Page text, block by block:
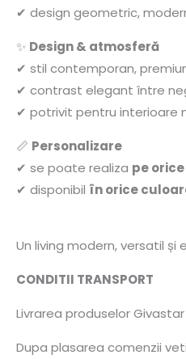
✔ design geometric,
✨ Design & atmosferă
✔ stil contemporan,
✔ contrast elegant între
✔ potrivit pentru interioare
📏 Personalizare
✔ se poate realiza pe
✔ disponibil în orice
Un living modern, versatil
CONDITII TRANSPORT
Livrarea produselor
Dupa plasarea comenzii